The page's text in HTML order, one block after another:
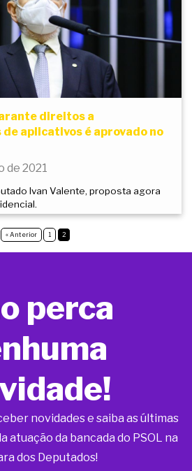
direitos a
aplicativos é aprovado no
de 2021
Ivan Valente, proposta agora
« Anterior 1 2
perca
novidades e saiba as últimas
atuação da bancada do PSOL na
dos Deputados!